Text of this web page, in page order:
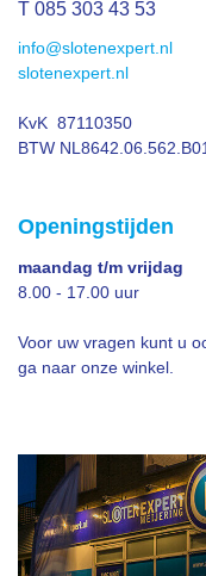
T 085 303 43 53
info@slotenexpert.nl
slotenexpert.nl
KvK 87110350
BTW NL8642.06.562.B01
Openingstijden
maandag t/m vrijdag
8.00 - 17.00 uur
Voor uw vragen kunt u
ga naar onze winkel.